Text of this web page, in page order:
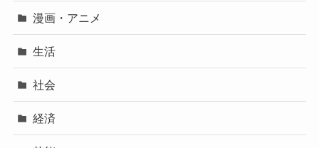
漫画・アニメ
生活
社会
経済